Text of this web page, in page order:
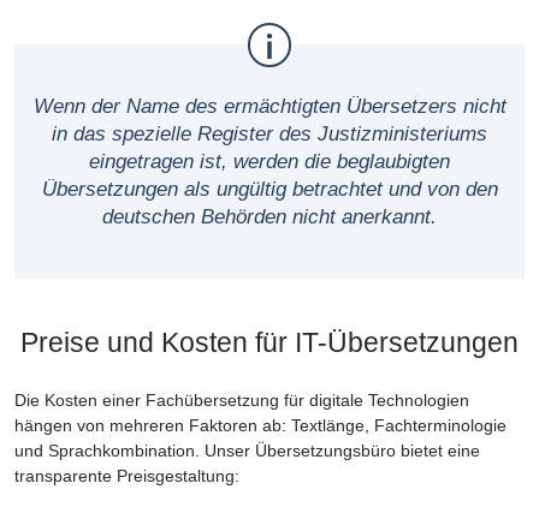
Wenn der Name des ermächtigten Übersetzers nicht
in das spezielle Register des Justizministeriums
eingetragen ist, werden die beglaubigten
Übersetzungen als ungültig betrachtet und von den
deutschen Behörden nicht anerkannt.
Preise und Kosten für IT-Übersetzungen
Die Kosten einer Fachübersetzung für digitale Technologien
hängen von mehreren Faktoren ab: Textlänge, Fachterminologie
und Sprachkombination. Unser Übersetzungsbüro bietet eine
transparente Preisgestaltung: